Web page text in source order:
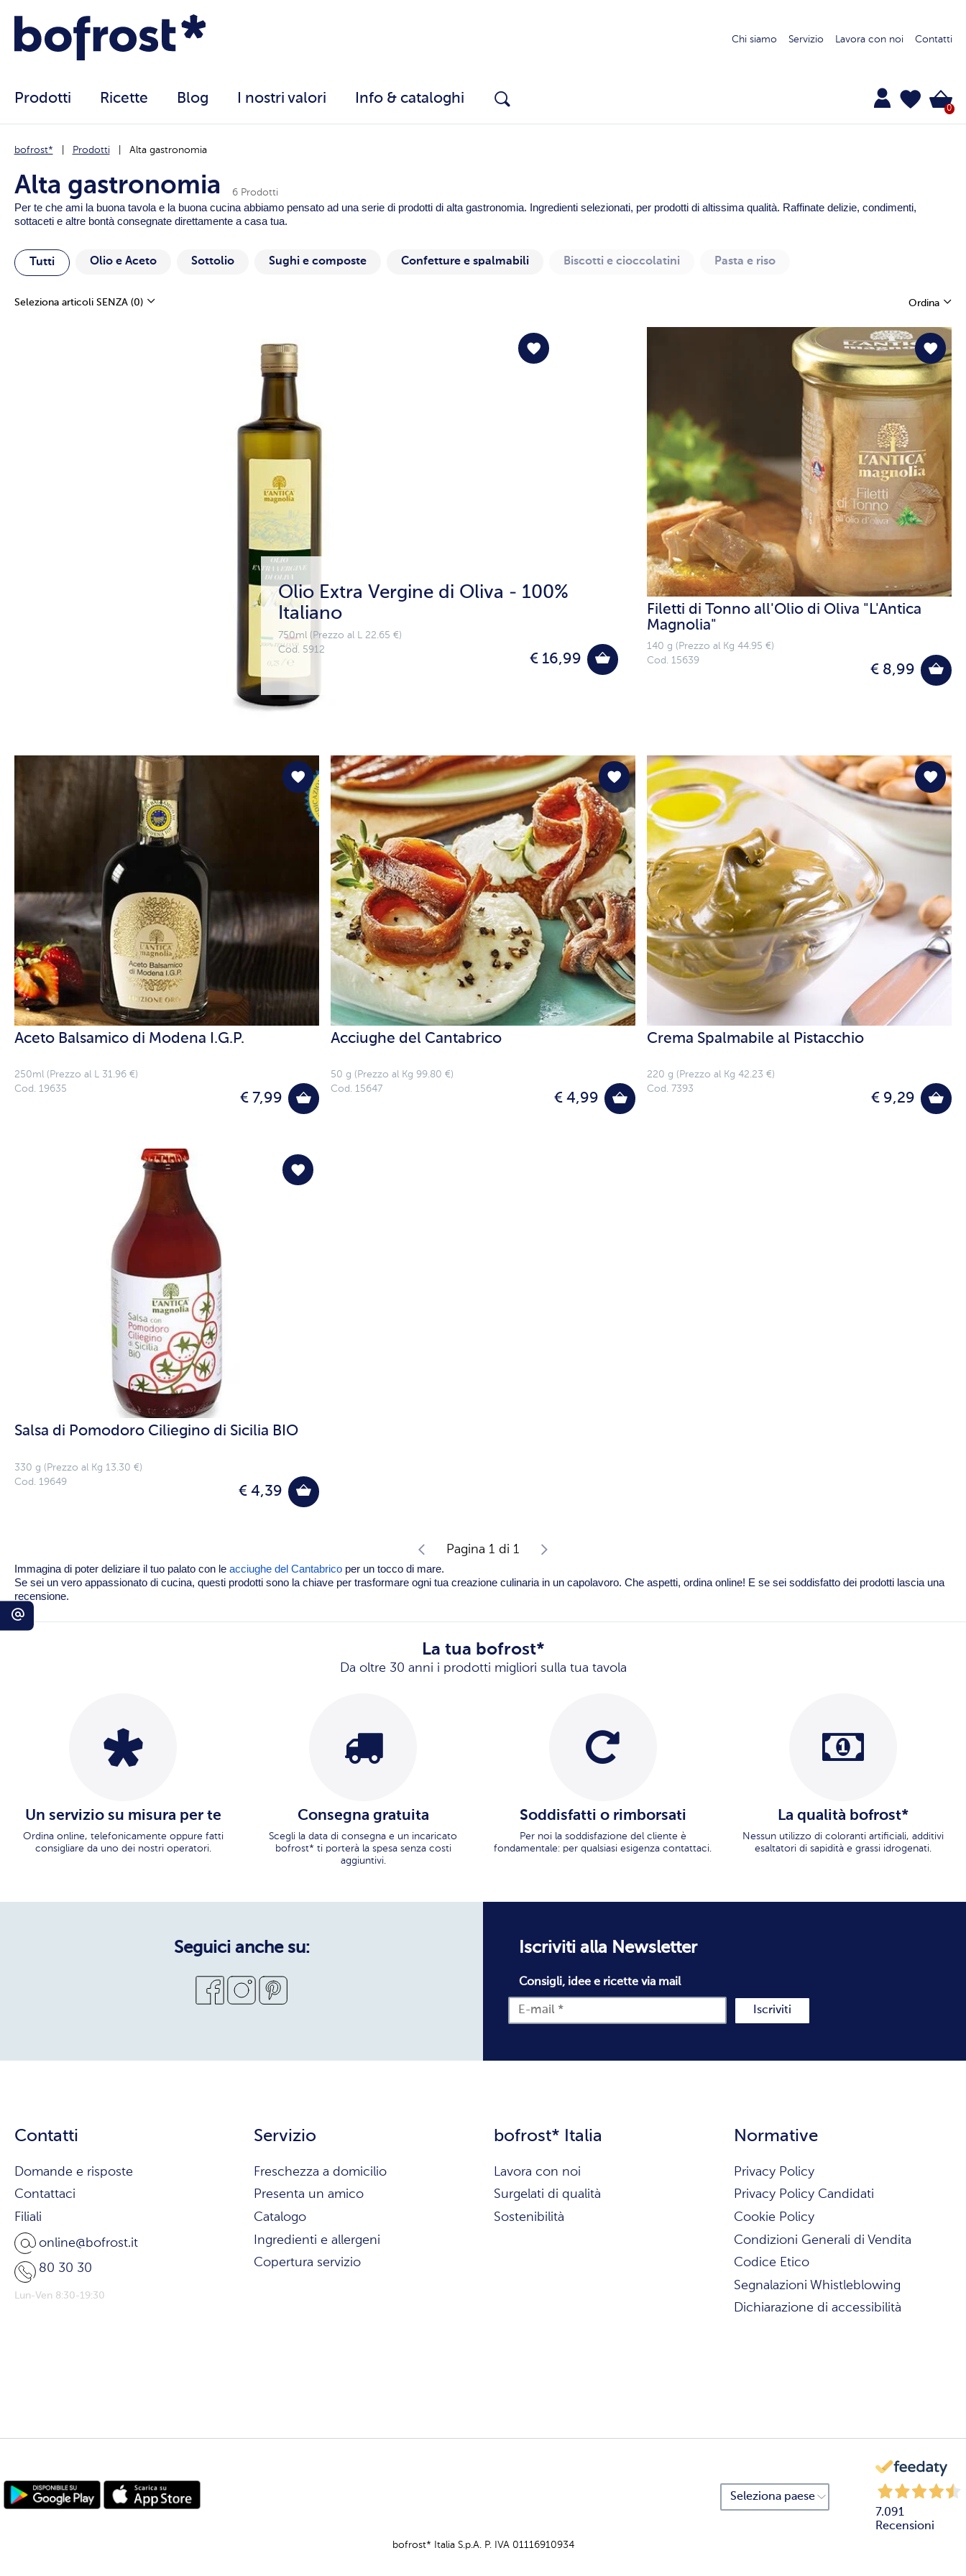
Chi siamo Servizio Lavora con noi Contatti
Prodotti Ricette Blog I nostri valori Info & cataloghi
0
bofrost* Prodotti Alta gastronomia
Alta gastronomia 6 Prodotti
Per te che ami la buona tavola e la buona cucina abbiamo pensato ad una serie di prodotti di alta gastronomia. Ingredienti selezionati, per prodotti di altissima qualità. Raffinate delizie, condimenti,
sottaceti e altre bontà consegnate direttamente a casa tua.
Tutti Olio e Aceto Sottolio Sughi e composte Confetture e spalmabili Biscotti e cioccolatini Pasta e riso
Seleziona articoli SENZA (0) Ordina
Olio Extra Vergine di Oliva - 100%
Italiano
750ml (Prezzo al L 22.65 €)
€ 16,99
Cod. 5912
Filetti di Tonno all'Olio di Oliva "L'Antica
Magnolia"
140 g (Prezzo al Kg 44.95 €)
€ 8,99
Cod. 15639
Aceto Balsamico di Modena I.G.P.
250ml (Prezzo al L 31.96 €)
€ 7,99
Cod. 19635
Acciughe del Cantabrico
50 g (Prezzo al Kg 99.80 €)
€ 4,99
Cod. 15647
Crema Spalmabile al Pistacchio
220 g (Prezzo al Kg 42.23 €)
€ 9,29
Cod. 7393
Salsa di Pomodoro Ciliegino di Sicilia BIO
330 g (Prezzo al Kg 13.30 €)
€ 4,39
Cod. 19649
Pagina 1 di 1
Immagina di poter deliziare il tuo palato con le acciughe del Cantabricoper un tocco di mare.
Se sei un vero appassionato di cucina, questi prodotti sono la chiave per trasformare ogni tua creazione culinaria in un capolavoro. Che aspetti, ordina online! E se sei soddisfatto dei prodotti lascia una
recensione.
La tua bofrost*
Da oltre 30 anni i prodotti migliori sulla tua tavola
Un servizio su misura per te
Ordina online, telefonicamente oppure fatti
consigliare da uno dei nostri operatori.
Consegna gratuita
Scegli la data di consegna e un incaricato
bofrost* ti porterà la spesa senza costi
aggiuntivi.
Soddisfatti o rimborsati
Per noi la soddisfazione del cliente è
fondamentale: per qualsiasi esigenza contattaci.
La qualità bofrost*
Nessun utilizzo di coloranti artificiali, additivi
esaltatori di sapidità e grassi idrogenati.
Contatti
Domande e risposte
Contattaci
Filiali
online@bofrost.it
80 30 30
Lun-Ven 8:30-19:30
Servizio
Freschezza a domicilio
Presenta un amico
Catalogo
Ingredienti e allergeni
Copertura servizio
bofrost* Italia
Lavora con noi
Surgelati di qualità
Sostenibilità
Normative
Privacy Policy
Privacy Policy Candidati
Cookie Policy
Condizioni Generali di Vendita
Codice Etico
Segnalazioni Whistleblowing
Dichiarazione di accessibilità
Seguici anche su: Iscriviti alla Newsletter
Consigli, idee e ricette via mail
Iscriviti
7.091
Recensioni
bofrost* Italia S.p.A. P. IVA 01116910934